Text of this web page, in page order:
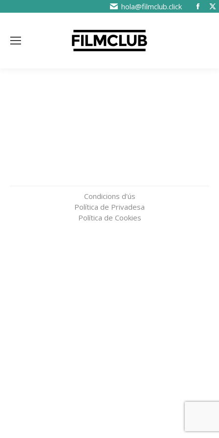
hola@filmclub.click
Condicions d'ús
Política de Privadesa
Política de Cookies